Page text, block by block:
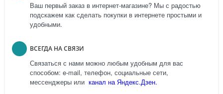
Ваш первый заказ в интернет-магазине? Мы с радостью
подскажем как сделать покупки в интернете простыми и
удобными.
ВСЕГДА НА СВЯЗИ
Связаться с нами можно любым удобным для вас
способом: e-mail, телефон, социальные сети,
мессенджеры или канал на Яндекс.Дзен.